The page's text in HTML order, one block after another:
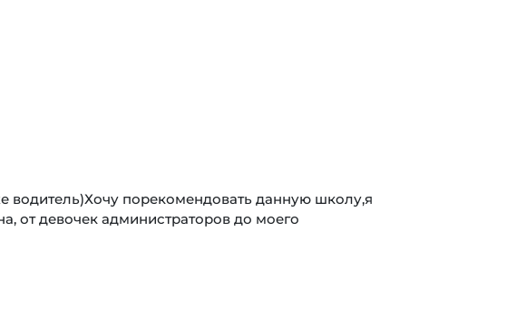
Хочу поделиться своим восторгом от работы автошколы! Выездной
и подписал договор на обучение, всё прошло гладко и быстро.